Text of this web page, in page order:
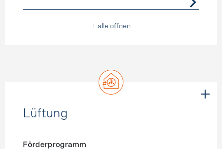
+ alle öffnen
Lüftung
Förderprogramm